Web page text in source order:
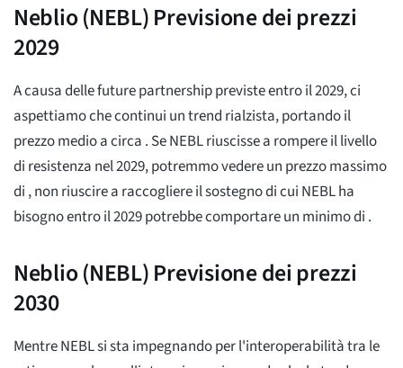
Neblio (NEBL) Previsione dei prezzi
2029
A causa delle future partnership previste entro il 2029, ci
aspettiamo che continui un trend rialzista, portando il
prezzo medio a circa . Se NEBL riuscisse a rompere il livello
di resistenza nel 2029, potremmo vedere un prezzo massimo
di , non riuscire a raccogliere il sostegno di cui NEBL ha
bisogno entro il 2029 potrebbe comportare un minimo di .
Neblio (NEBL) Previsione dei prezzi
2030
Mentre NEBL si sta impegnando per l'interoperabilità tra le